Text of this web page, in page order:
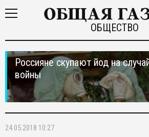
ОБЩЕСТВО
Россияне скупают йод на
войны
24.05.2018 10:27